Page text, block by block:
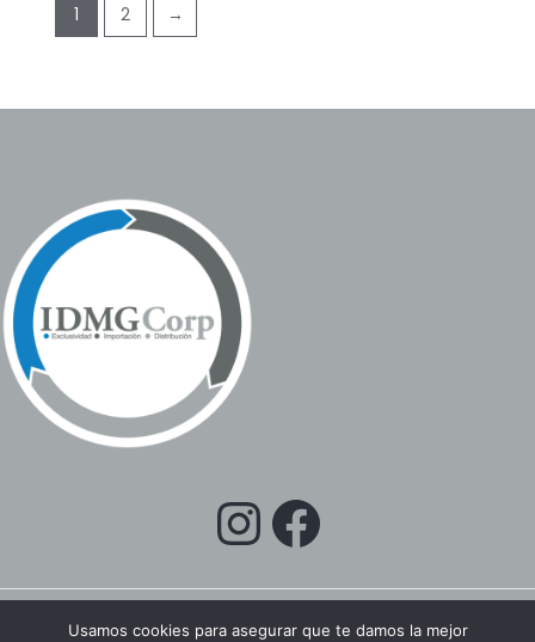
1 2 →
Usamos cookies para asegurar que te damos la mejor